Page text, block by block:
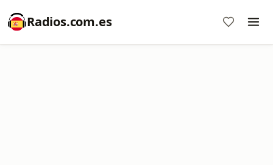
Radios.com.es